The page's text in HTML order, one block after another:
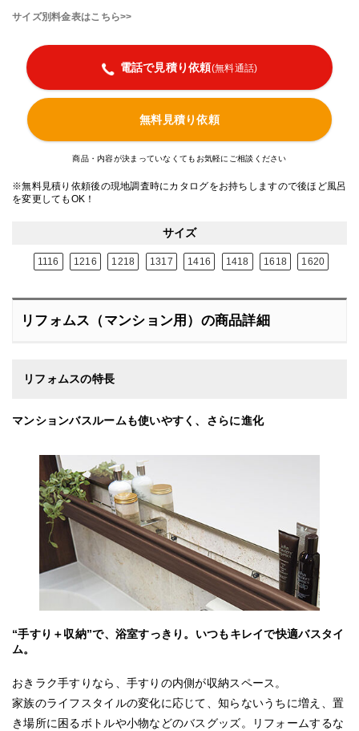
サイズ別料金表はこちら>>
電話で見積り依頼(無料通話)
無料見積り依頼
商品・内容が決まっていなくてもお気軽にご相談ください
※無料見積り依頼後の現地調査時にカタログをお持ちしますので後ほど風呂
を変更してもOK！
サイズ
1116 1216 1218 1317 1416 1418 1618 1620
リフォムス（マンション用）の商品詳細
リフォムスの特長
マンションバスルームも使いやすく、さらに進化
“手すり＋収納”で、浴室すっきり。いつもキレイで快適バスタイ
ム。
おきラク手すりなら、手すりの内側が収納スペース。
家族のライフスタイルの変化に応じて、知らないうちに増え、置
き場所に困るボトルや小物などのバスグッズ。リフォームするな